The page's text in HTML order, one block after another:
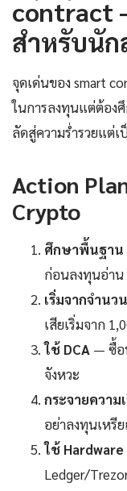
contract
สำหรับนั
จุดเด่นของ smart
ในการลงทุนแต่ต้อง
ลัดสู่ความร่ำรวยแต่
Action
Crypto
ศึกษาพื้นฐาน
ก่อนลงทุนอ่าน
เริ่มจากจำนว
เสียเริ่มจาก
ใช้ DCA — ซื้อ
จังหวะ
กระจายความ
อย่าลงทุนเหรี
ใช้
Ledger/